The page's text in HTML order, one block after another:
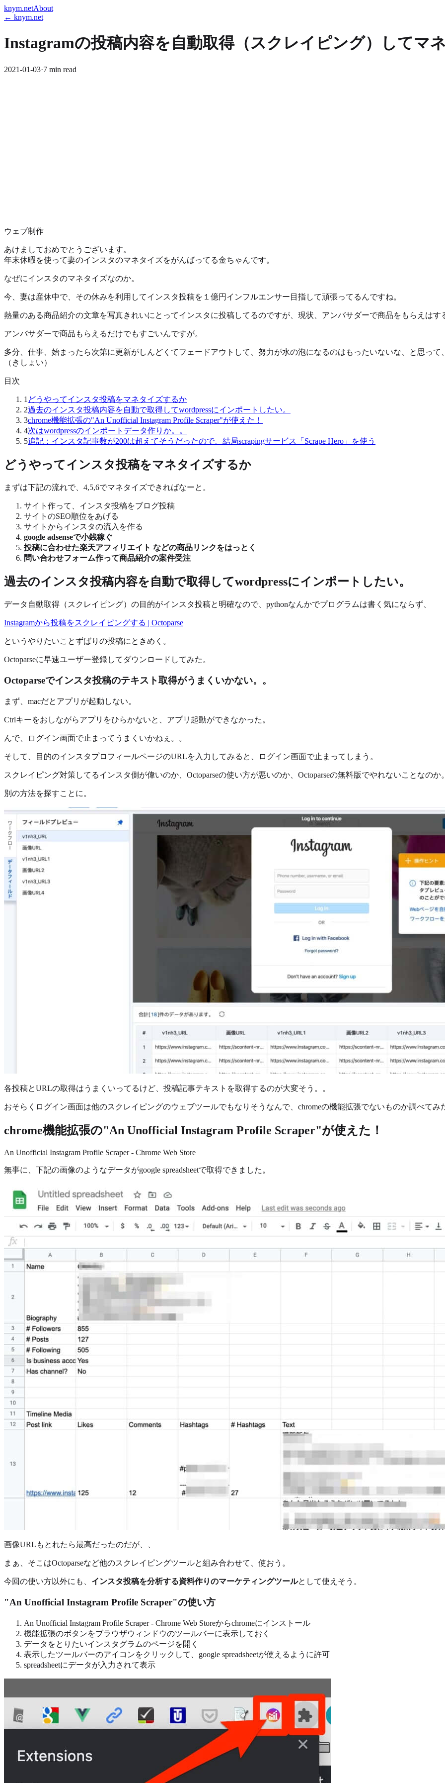
knym.netAbout
← knym.net
Instagramの投稿内容を自動取得（スクレイピング）してマ
2021-01-03·7 min read
ウェブ制作
あけましておめでとうございます。
年末休暇を使って妻のインスタのマネタイズをがんばってる金ちゃんです。
なぜにインスタのマネタイズなのか。
今、妻は産休中で、その休みを利用してインスタ投稿を１億円インフルエンサー目指して頑張ってるんですね。
熱量のある商品紹介の文章を写真きれいにとってインスタに投稿してるのですが、現状、アンバサダーで商品をもらえは
アンバサダーで商品もらえるだけでもすごいんですが。
多分、仕事、始まったら次第に更新がしんどくてフェードアウトして、努力が水の泡になるのはもったいないな、と思っ
（きしょい）
目次
1 どうやってインスタ投稿をマネタイズするか
2過去のインスタ投稿内容を自動で取得してwordpressにインポートしたい。
3chrome機能拡張の"An Unofficial Instagram Profile Scraper"が使えた！
4次はwordpressのインポートデータ作りか。。
5追記：インスタ記事数が200は超えてそうだったので、結局scrapingサービス「Scrape Hero」を使う
どうやってインスタ投稿をマネタイズするか
まずは下記の流れで、4,5,6でマネタイズできればなーと。
サイト作って、インスタ投稿をブログ投稿
サイトのSEO順位をあげる
サイトからインスタの流入を作る
google adsenseで小銭稼ぐ
投稿に合わせた楽天アフィリエイト などの商品リンクをはっとく
問い合わせフォーム作って商品紹介の案件受注
過去のインスタ投稿内容を自動で取得してwordpressにインポートしたい。
データ自動取得（スクレイピング）の目的がインスタ投稿と明確なので、pythonなんかでプログラムは書く気にならず、
Instagramから投稿をスクレイピングする | Octoparse
というやりたいことずばりの投稿にときめく。
Octoparseに早速ユーザー登録してダウンロードしてみた。
Octoparseでインスタ投稿のテキスト取得がうまくいかない。。
まず、macだとアプリが起動しない。
Ctrlキーをおしながらアプリをひらかないと、アプリ起動ができなかった。
んで、ログイン画面で止まってうまくいかねぇ。。
そして、目的のインスタプロフィールページのURLを入力してみると、ログイン画面で止まってしまう。
スクレイピング対策してるインスタ側が偉いのか、Octoparseの使い方が悪いのか、Octoparseの無料版でやれないことなのか
別の方法を探すことに。
各投稿とURLの取得はうまくいってるけど、投稿記事テキストを取得するのが大変そう。。
おそらくログイン画面は他のスクレイピングのウェブツールでもなりそうなんで、chromeの機能拡張でないものか調べてみ
chrome機能拡張の"An Unofficial Instagram Profile Scraper"が使えた！
An Unofficial Instagram Profile Scraper - Chrome Web Store
無事に、下記の画像のようなデータがgoogle spreadsheetで取得できました。
画像URLもとれたら最高だったのだが、、
まぁ、そこはOctoparseなど他のスクレイピングツールと組み合わせて、使おう。
今回の使い方以外にも、 インスタ投稿を分析する資料作りのマーケティングツールとして使えそう。
"An Unofficial Instagram Profile Scraper"の使い方
An Unofficial Instagram Profile Scraper - Chrome Web Storeからchromeにインストール
機能拡張のボタンをブラウザウィンドウのツールバーに表示しておく
データをとりたいインスタグラムのページを開く
表示したツールバーのアイコンをクリックして、google spreadsheetが使えるように許可
spreadsheetにデータが入力されて表示